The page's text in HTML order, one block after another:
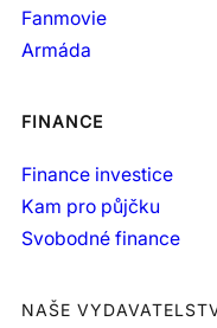
Fanmovie
Armáda
FINANCE
Finance investice
Kam pro půjčku
Svobodné finance
NAŠE